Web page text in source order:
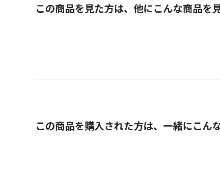
この商品を見た方は、他にこんな商品を
この商品を購入された方は、一緒にこん